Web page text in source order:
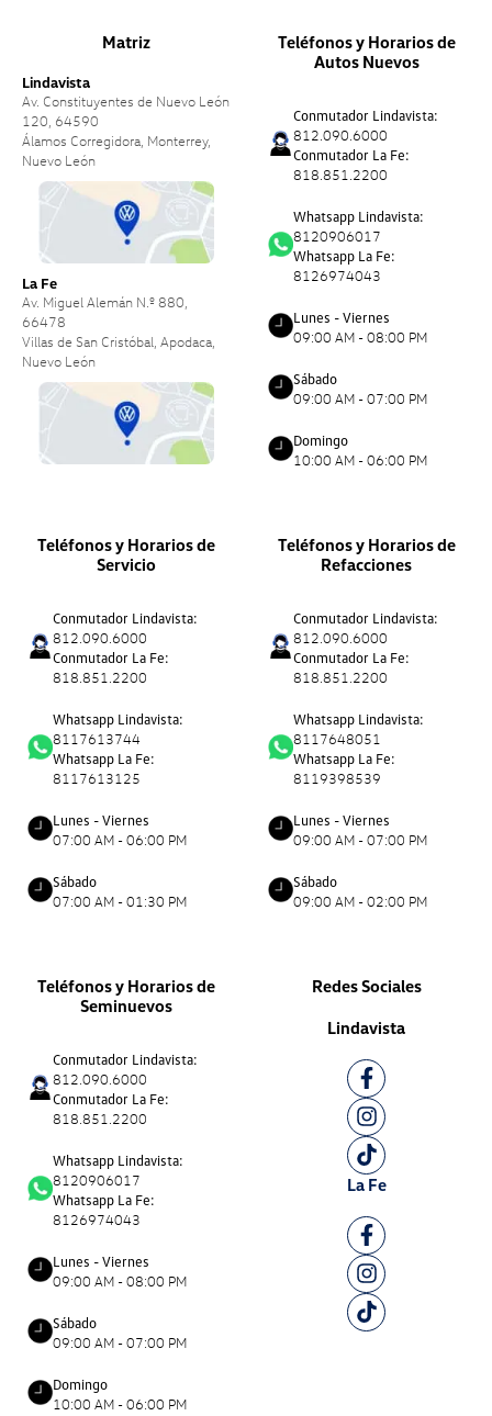
Matriz
Lindavista
Av. Constituyentes de Nuevo León
120, 64590
Álamos Corregidora, Monterrey,
Nuevo León
La Fe
Av. Miguel Alemán N.º 880,
66478
Villas de San Cristóbal, Apodaca,
Nuevo León
Teléfonos y Horarios de
Autos Nuevos
Conmutador Lindavista:
812.090.6000
Conmutador La Fe:
818.851.2200
Whatsapp Lindavista:
8120906017
Whatsapp La Fe:
8126974043
Lunes - Viernes
09:00 AM - 08:00 PM
Sábado
09:00 AM - 07:00 PM
Domingo
10:00 AM - 06:00 PM
Teléfonos y Horarios de
Servicio
Conmutador Lindavista:
812.090.6000
Conmutador La Fe:
818.851.2200
Whatsapp Lindavista:
8117613744
Whatsapp La Fe:
8117613125
Lunes - Viernes
07:00 AM - 06:00 PM
Sábado
07:00 AM - 01:30 PM
Teléfonos y Horarios de
Refacciones
Conmutador Lindavista:
812.090.6000
Conmutador La Fe:
818.851.2200
Whatsapp Lindavista:
8117648051
Whatsapp La Fe:
8119398539
Lunes - Viernes
09:00 AM - 07:00 PM
Sábado
09:00 AM - 02:00 PM
Teléfonos y Horarios de
Seminuevos
Conmutador Lindavista:
812.090.6000
Conmutador La Fe:
818.851.2200
Whatsapp Lindavista:
8120906017
Whatsapp La Fe:
8126974043
Lunes - Viernes
09:00 AM - 08:00 PM
Sábado
09:00 AM - 07:00 PM
Domingo
10:00 AM - 06:00 PM
Redes Sociales
Lindavista
La Fe